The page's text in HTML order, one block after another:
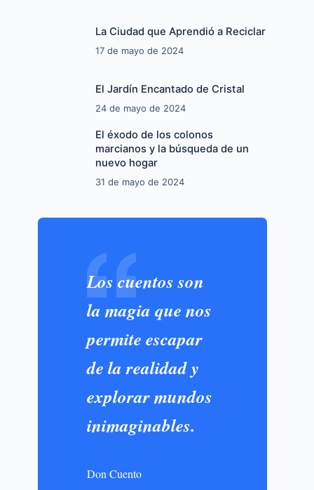
La Ciudad que Aprendió a Reciclar
17 de mayo de 2024
El Jardín Encantado de Cristal
24 de mayo de 2024
El éxodo de los colonos
marcianos y la búsqueda de un
nuevo hogar
31 de mayo de 2024
Los cuentos son
la magia que nos
permite escapar
de la realidad y
explorar mundos
inimaginables.
Don Cuento